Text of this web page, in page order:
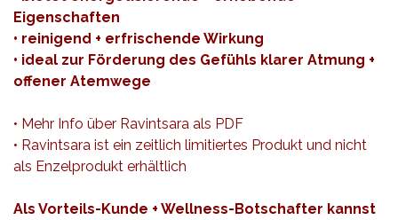
Eigenschaften
• reinigend + erfrischende Wirkung
• ideal zur Förderung des Gefühls klarer Atmung +
offener Atemwege
• Mehr Info über Ravintsara als PDF
• Ravintsara ist ein zeitlich limitiertes Produkt und nicht
als Enzelprodukt erhältlich
Als Vorteils-Kunde + Wellness-Botschafter kannst